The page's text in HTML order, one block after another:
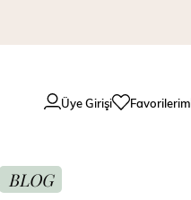
Üye Girişi Favorilerim
BLOG